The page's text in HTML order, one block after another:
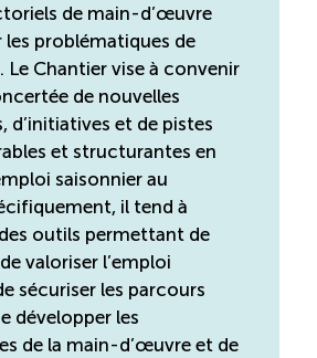
de main-d’œuvre
problématiques de
Le Chantier vise à convenir
de nouvelles
d’initiatives et de pistes
et structurantes en
saisonnier au
il tend à
outils permettant de
valoriser l’emploi
sécuriser les parcours
développer les
de la main-d’œuvre et de